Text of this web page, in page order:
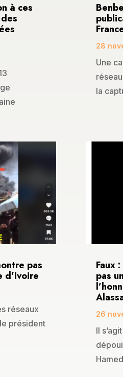
à ces
pas
d’Ivoire
réseaux
président
28
Une
la
Faux
pas
26
Il